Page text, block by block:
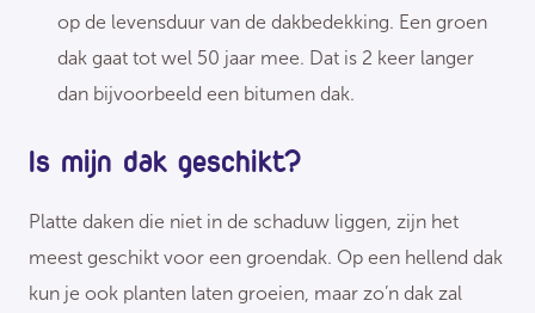
op de levensduur van de dakbedekking. Een groen
dak gaat tot wel 50 jaar mee. Dat is 2 keer langer
dan bijvoorbeeld een bitumen dak.
Is mijn dak geschikt?
Platte daken die niet in de schaduw liggen, zijn het
meest geschikt voor een groendak. Op een hellend dak
kun je ook planten laten groeien, maar zo’n dak zal